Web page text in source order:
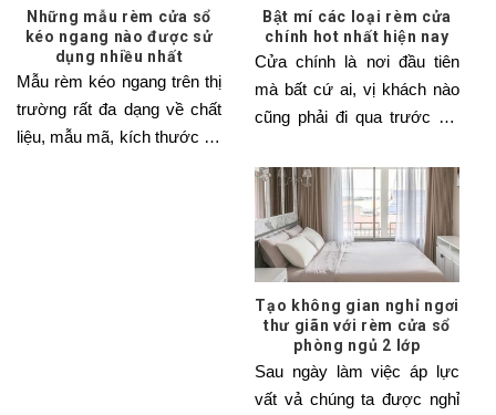
Những mẫu rèm cửa sổ
kéo ngang nào được sử
dụng nhiều nhất
Mẫu rèm kéo ngang trên thị
trường rất đa dạng về chất
liệu, mẫu mã, kích thước và
Bật mí các loại rèm cửa
chính hot nhất hiện nay
Cửa chính là nơi đầu tiên
mà bất cứ ai, vị khách nào
cũng phải đi qua trước khi
Tạo không gian nghỉ ngơi
thư giãn với rèm cửa sổ
phòng ngủ 2 lớp
Sau ngày làm việc áp lực
vất vả chúng ta được nghỉ